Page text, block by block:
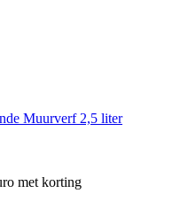
Muurverf 2,5 liter
met korting